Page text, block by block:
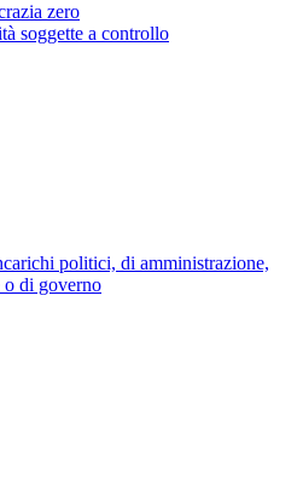
zero
soggette a controllo
politici, di amministrazione,
di governo